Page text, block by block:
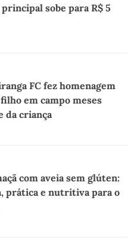
sobe para R$ 5
FC fez homenagem
em campo meses
da criança
com aveia sem glúten:
prática e nutritiva para o